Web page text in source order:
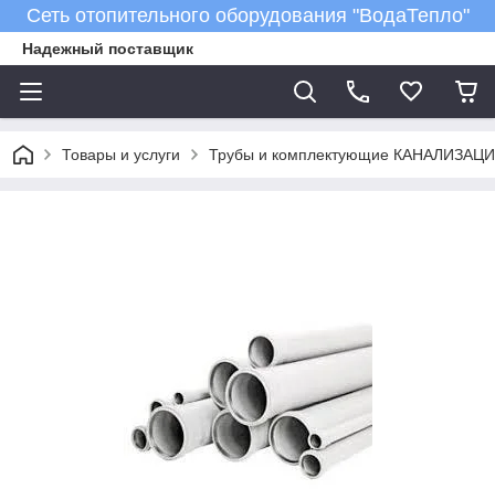
Сеть отопительного оборудования "ВодаТепло"
Надежный поставщик
Товары и услуги Трубы и комплектующие